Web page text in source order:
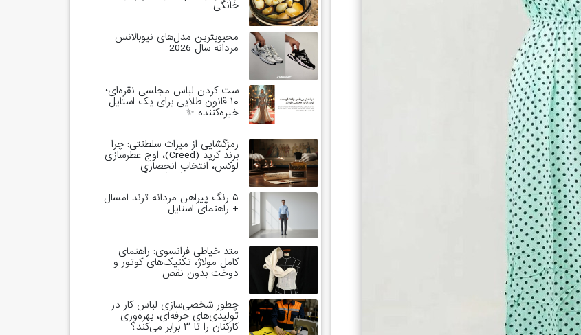
خانگی
محبوبترین مدل‌های نیوبالانس
مردانه سال 2026
ست کردن لباس مجلسی نقره‌ای؛
۱۰ قانون طلایی برای یک استایل
خیره‌کننده ✨
رمزگشایی از میراث سلطنتی: چرا
برند کرید (Creed)، اوج عطرسازی
لوکس، انتخاب انحصاری
خاندان‌های حاکم است؟
۵ رنگ پیراهن مردانه ترند امسال
+ راهنمای استایل
متد خیاطی فرانسوی: راهنمای
کامل مولاژ، تکنیک‌های کوتور و
دوخت بدون نقص
چطور شخصی‌سازی لباس کار در
تولیدی‌های حرفه‌ای، بهره‌وری
کارکنان را تا ۳ برابر می‌کند؟